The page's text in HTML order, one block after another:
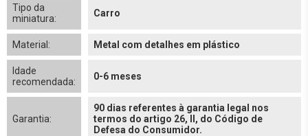
Tipo da
miniatura:
Carro
Material: Metal com detalhes em plástico
Idade
recomendada:
0-6 meses
Garantia:
90 dias referentes à garantia legal nos
termos do artigo 26, II, do Código de
Defesa do Consumidor.